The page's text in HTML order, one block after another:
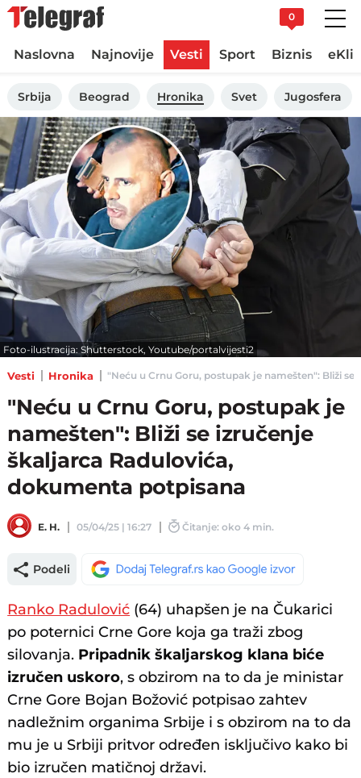
0
Naslovna Najnovije Vesti Sport Biznis
Srbija Beograd Hronika Svet Jugosfera
Foto-ilustracija: Shutterstock, Youtube/portalvijesti2
Vesti Hronika "Neću u Crnu Goru, postupak je namešten": Bliži
"Neću u Crnu Goru, postupak je
namešten": Bliži se izručenje
škaljarca Radulovića,
dokumenta potpisana
E. H. 05/04/25 | 16:27 Čitanje: oko 4 min.
Podeli
Ranko Radulović (64) uhapšen je na Čukarici
po poternici Crne Gore koja ga traži zbog
silovanja. Pripadnik škaljarskog klana biće
izručen uskoro, s obzirom na to da je ministar
Crne Gore Bojan Božović potpisao zahtev
nadležnim organima Srbije i s obzirom na to da
mu je u Srbiji pritvor određen isključivo kako bi
bio izručen matičnoj državi.